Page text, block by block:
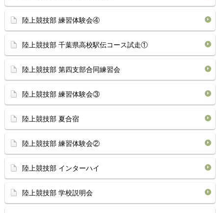
陸上競技部 練習体験会④
陸上競技部 千葉県高校駅伝コース試走①
陸上競技部 第四支部合同練習会
陸上競技部 練習体験会③
陸上競技部 夏合宿
陸上競技部 練習体験会②
陸上競技部 インターハイ
陸上競技部 学校説明会